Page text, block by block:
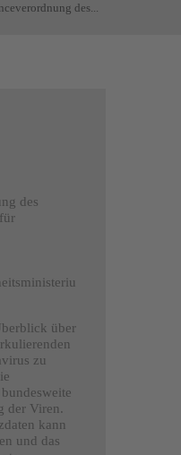
des...
des
über
zu
der Viren.
kann
und das